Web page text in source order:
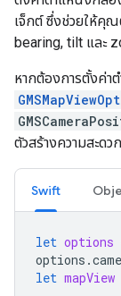
เจ็กต์ ซึ่งช่วยให้คุ
bearing, tilt และ
หากต้องการตั้งค่า
ตัวสร้างความสะดวก
Swift
let options
options .
let mapView